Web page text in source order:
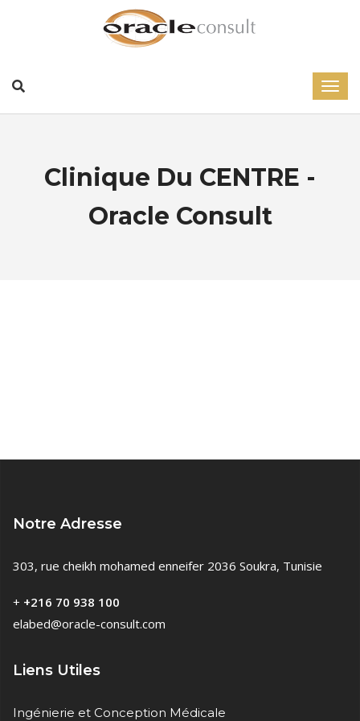
Clinique Du CENTRE -
Oracle Consult
Notre Adresse
303, rue cheikh mohamed enneifer 2036 Soukra, Tunisie
+ +216 70 938 100
elabed@oracle-consult.com
Liens Utiles
Ingénierie et Conception Médicale